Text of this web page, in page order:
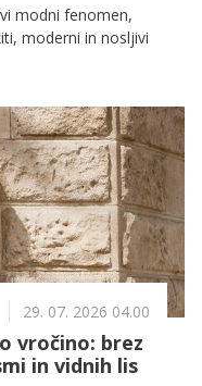
modni fenomen,
moderni in nosljivi
29. 07. 2026 04.00
vročino: brez
in vidnih lis